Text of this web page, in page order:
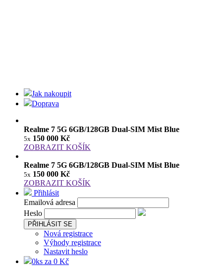
Jak nakoupit
Doprava
Realme 7 5G 6GB/128GB Dual-SIM Mist Blue
5x 150 000 Kč
ZOBRAZIT KOŠÍK
Realme 7 5G 6GB/128GB Dual-SIM Mist Blue
5x 150 000 Kč
ZOBRAZIT KOŠÍK
Přihlásit
Emailová adresa
Heslo
PŘIHLÁSIT SE
Nová registrace
Výhody registrace
Nastavit heslo
0ks za 0 Kč